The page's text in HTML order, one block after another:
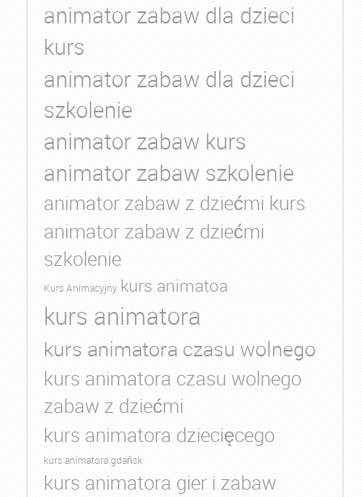
animator zabaw dla dzieci
kurs
animator zabaw dla dzieci
szkolenie
animator zabaw kurs
animator zabaw szkolenie
animator zabaw z dziećmi kurs
animator zabaw z dziećmi
szkolenie
Kurs Animacyjny kurs animatoa
kurs animatora
kurs animatora czasu wolnego
kurs animatora czasu wolnego
zabaw z dziećmi
kurs animatora dziecięcego
kurs animatora gdańsk
kurs animatora gier i zabaw